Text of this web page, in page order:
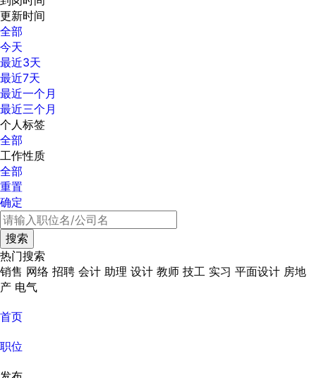
更新时间
全部
今天
最近3天
最近7天
最近一个月
最近三个月
个人标签
全部
工作性质
全部
重置
确定
热门搜索
销售 网络 招聘 会计 助理 设计 教师 技工 实习 平面设计 房地
产 电气
首页
职位